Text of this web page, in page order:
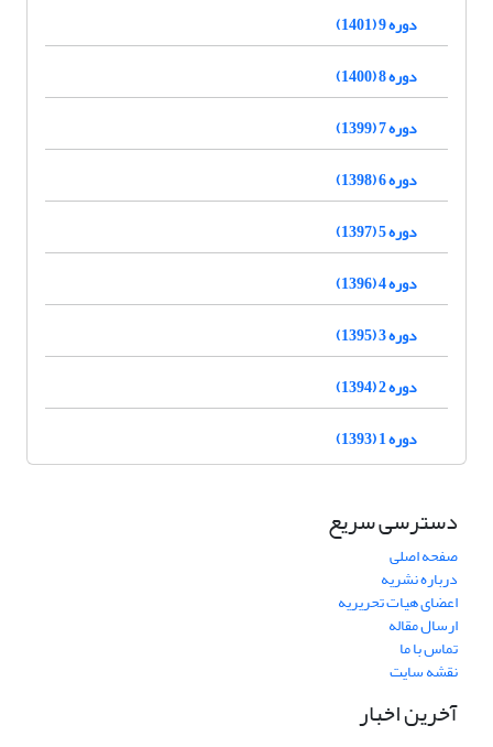
دوره 9 (1401)
دوره 8 (1400)
دوره 7 (1399)
دوره 6 (1398)
دوره 5 (1397)
دوره 4 (1396)
دوره 3 (1395)
دوره 2 (1394)
دوره 1 (1393)
دسترسی سریع
صفحه اصلی
درباره نشریه
اعضای هیات تحریریه
ارسال مقاله
تماس با ما
نقشه سایت
آخرین اخبار